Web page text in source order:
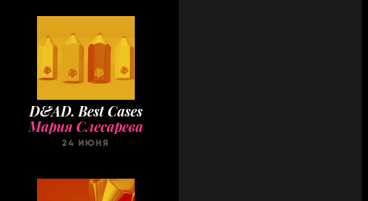
D&AD. Best Cases
Мария Слесарева
24 ИЮНЯ